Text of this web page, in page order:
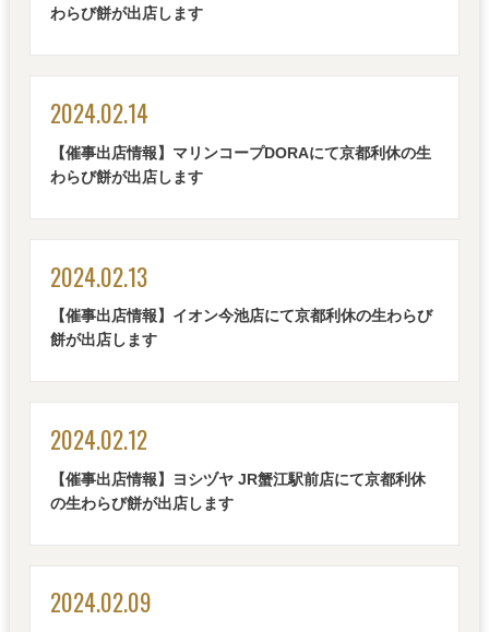
わらび餅が出店します
2024.02.14
【催事出店情報】マリンコープDORAにて京都利休の生
わらび餅が出店します
2024.02.13
【催事出店情報】イオン今池店にて京都利休の生わらび
餅が出店します
2024.02.12
【催事出店情報】ヨシヅヤ JR蟹江駅前店にて京都利休
の生わらび餅が出店します
2024.02.09